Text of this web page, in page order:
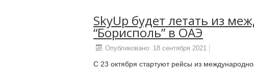
SkyUp будет летать из
“Борисполь” в ОАЭ
Опубликовано: 18 сентября 2021
С 23 октября стартуют рейсы из